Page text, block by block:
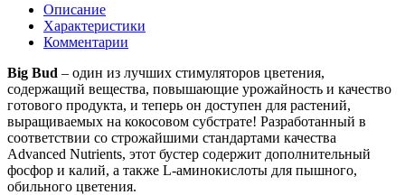
Описание
Характеристики
Комментарии
Big Bud – один из лучших стимуляторов цветения,
содержащий вещества, повышающие урожайность и качество
готового продукта, и теперь он доступен для растений,
выращиваемых на кокосовом субстрате! Разработанный в
соответствии со строжайшими стандартами качества
Advanced Nutrients, этот бустер содержит дополнительный
фосфор и калий, а также L-аминокислоты для пышного,
обильного цветения.